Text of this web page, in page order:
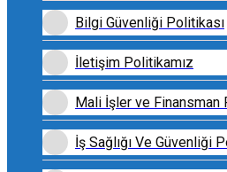
Bilgi Güvenliği Politikası
İletişim Politikamız
Mali İşler ve Finansman
İş Sağlığı Ve Güvenliği